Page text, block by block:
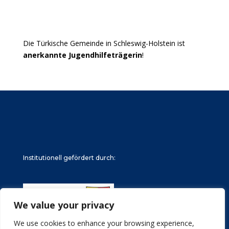
We value your privacy
We use cookies to enhance your browsing experience,
Die Türkische Gemeinde in Schleswig-Holstein ist
anerkannte Jugendhilfeträgerin!
Institutionell gefördert durch: